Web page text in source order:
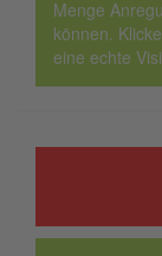
Menge
können.
eine echte